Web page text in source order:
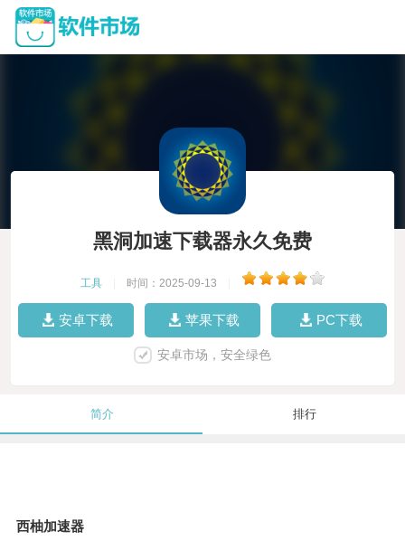
黑洞加速下载器永久免费
工具 时间：2025-09-13
安卓下载 苹果下载 PC下载
安卓市场，安全绿色
简介 排行
西柚加速器